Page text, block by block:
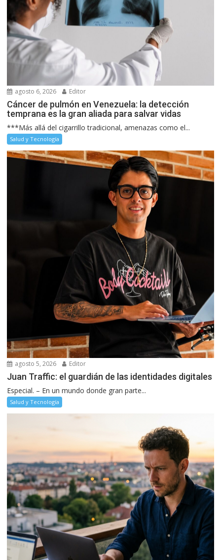
agosto 6, 2026 Editor
Cáncer de pulmón en Venezuela: la detección
temprana es la gran aliada para salvar vidas
***Más allá del cigarrillo tradicional, amenazas como el...
Salud y Tecnología
agosto 5, 2026 Editor
Juan Traffic: el guardián de las identidades digitales
Especial. – En un mundo donde gran parte...
Salud y Tecnología